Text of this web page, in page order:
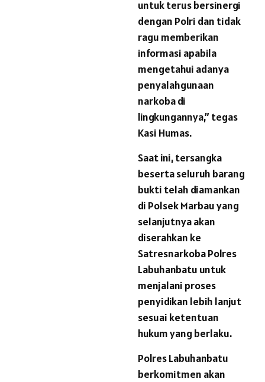
untuk terus bersinergi
dengan Polri dan tidak
ragu memberikan
informasi apabila
mengetahui adanya
penyalahgunaan
narkoba di
lingkungannya,” tegas
Kasi Humas.
Saat ini, tersangka
beserta seluruh barang
bukti telah diamankan
di Polsek Marbau yang
selanjutnya akan
diserahkan ke
Satresnarkoba Polres
Labuhanbatu untuk
menjalani proses
penyidikan lebih lanjut
sesuai ketentuan
hukum yang berlaku.
Polres Labuhanbatu
berkomitmen akan